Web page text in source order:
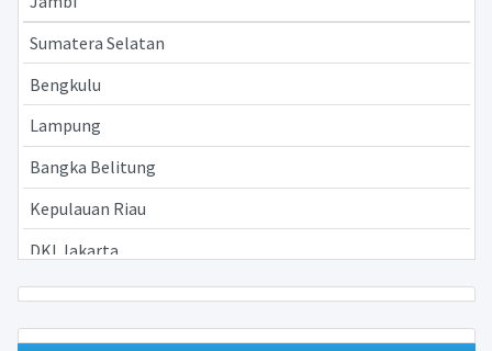
Sumatera Selatan
Bengkulu
Lampung
Bangka Belitung
Kepulauan Riau
DKI Jakarta
Jawa Barat
Jawa Tengah